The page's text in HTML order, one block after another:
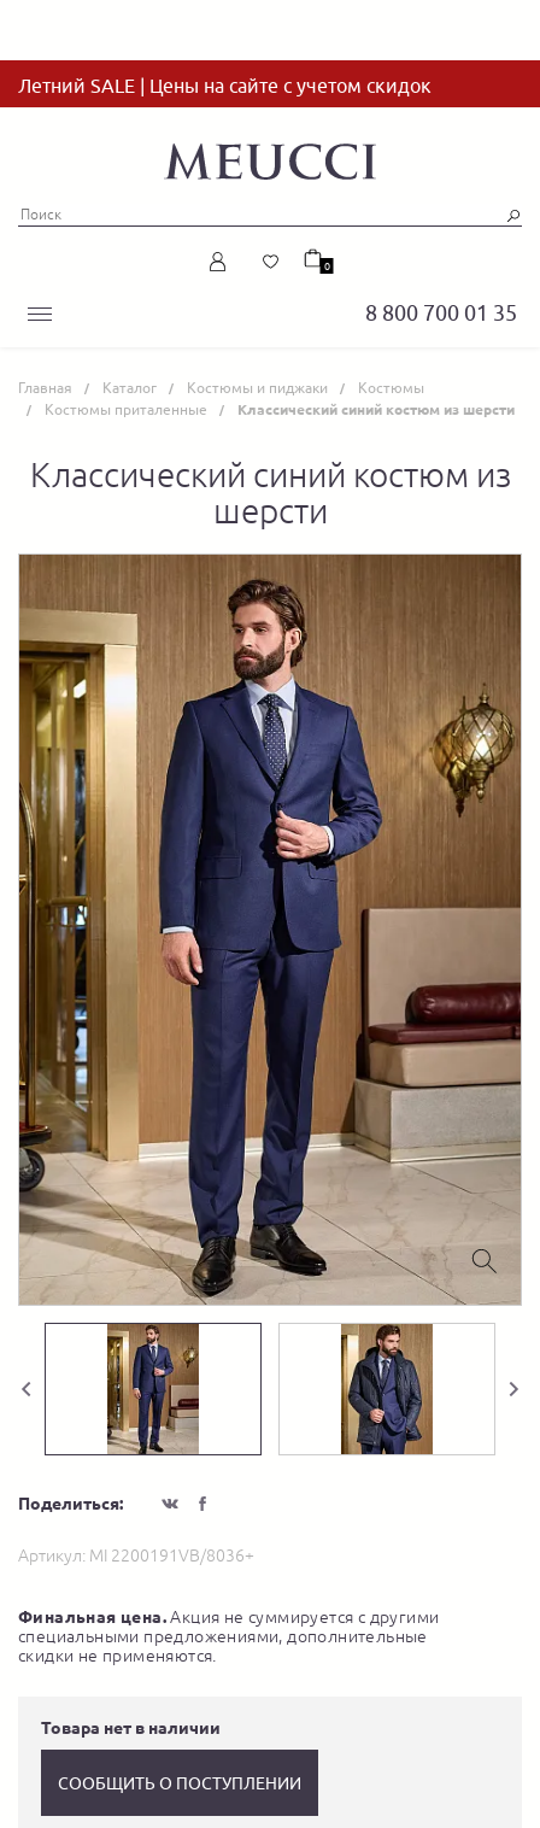
Летний SALE | Цены на сайте с учетом скидок
8 800 700 01 35
0
Главная Каталог Костюмы и пиджаки
Костюмы
Костюмы приталенные
Классический синий костюм из шерсти
Классический синий костюм из
шерсти
Поделиться:
Артикул: MI 2200191VB/8036+
Финальная цена.Акция не суммируется с другими
специальными предложениями, дополнительные
скидки не применяются.
Товара нет в наличии
СООБЩИТЬ О ПОСТУПЛЕНИИ